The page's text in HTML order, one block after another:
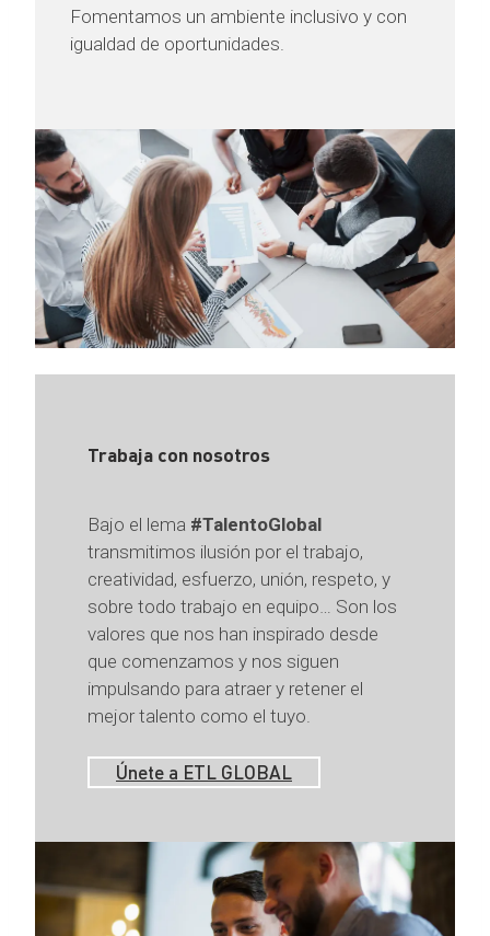
Fomentamos un ambiente inclusivo y con
igualdad de oportunidades.
Trabaja con nosotros
Bajo el lema #TalentoGlobal
transmitimos ilusión por el trabajo,
creatividad, esfuerzo, unión, respeto, y
sobre todo trabajo en equipo… Son los
valores que nos han inspirado desde
que comenzamos y nos siguen
impulsando para atraer y retener el
mejor talento como el tuyo.
Únete a ETL GLOBAL